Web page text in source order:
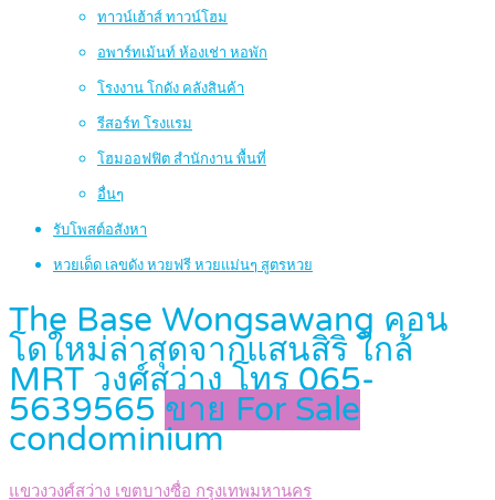
ทาวน์เฮ้าส์ ทาวน์โฮม
อพาร์ทเม้นท์ ห้องเช่า หอพัก
โรงงาน โกดัง คลังสินค้า
รีสอร์ท โรงแรม
โฮมออฟฟิต สำนักงาน พื้นที่
อื่นๆ
รับโพสต์อสังหา
หวยเด็ด เลขดัง หวยฟรี หวยแม่นๆ สูตรหวย
The Base Wongsawang คอน
โดใหม่ล่าสุดจากแสนสิริ ใกล้
MRT วงศ์สว่าง โทร 065-
5639565 ขาย For Sale
condominium
แขวงวงศ์สว่าง เขตบางซื่อ กรุงเทพมหานคร